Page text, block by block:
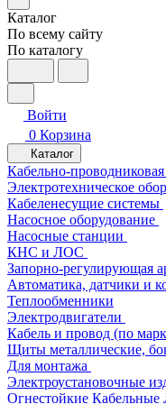
Каталог
По всему сайту
По каталогу
Войти
0 Корзина
Каталог
Кабельно-
Электротехническое
Кабеленесущие системы
Насосное оборудование
Насосные станции
КНС и ЛОС
Запорно-регулирующая
Автоматика, датчики и
Теплообменники
Электродвигатели
Кабель и провод (по
Щиты металлические,
Для монтажа
Электроустановочные
Огнестойкие